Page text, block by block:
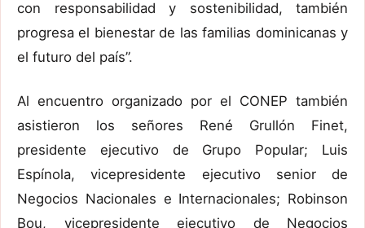
con responsabilidad y sostenibilidad, también
progresa el bienestar de las familias dominicanas y
el futuro del país”.
Al encuentro organizado por el CONEP también
asistieron los señores René Grullón Finet,
presidente ejecutivo de Grupo Popular; Luis
Espínola, vicepresidente ejecutivo senior de
Negocios Nacionales e Internacionales; Robinson
Bou, vicepresidente ejecutivo de Negocios